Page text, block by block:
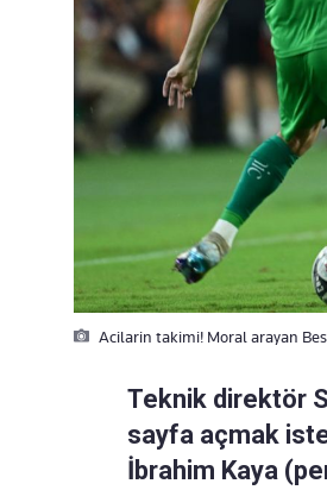
Acilarin takimi! Moral arayan
Teknik direktör
sayfa açmak
İbrahim Kaya